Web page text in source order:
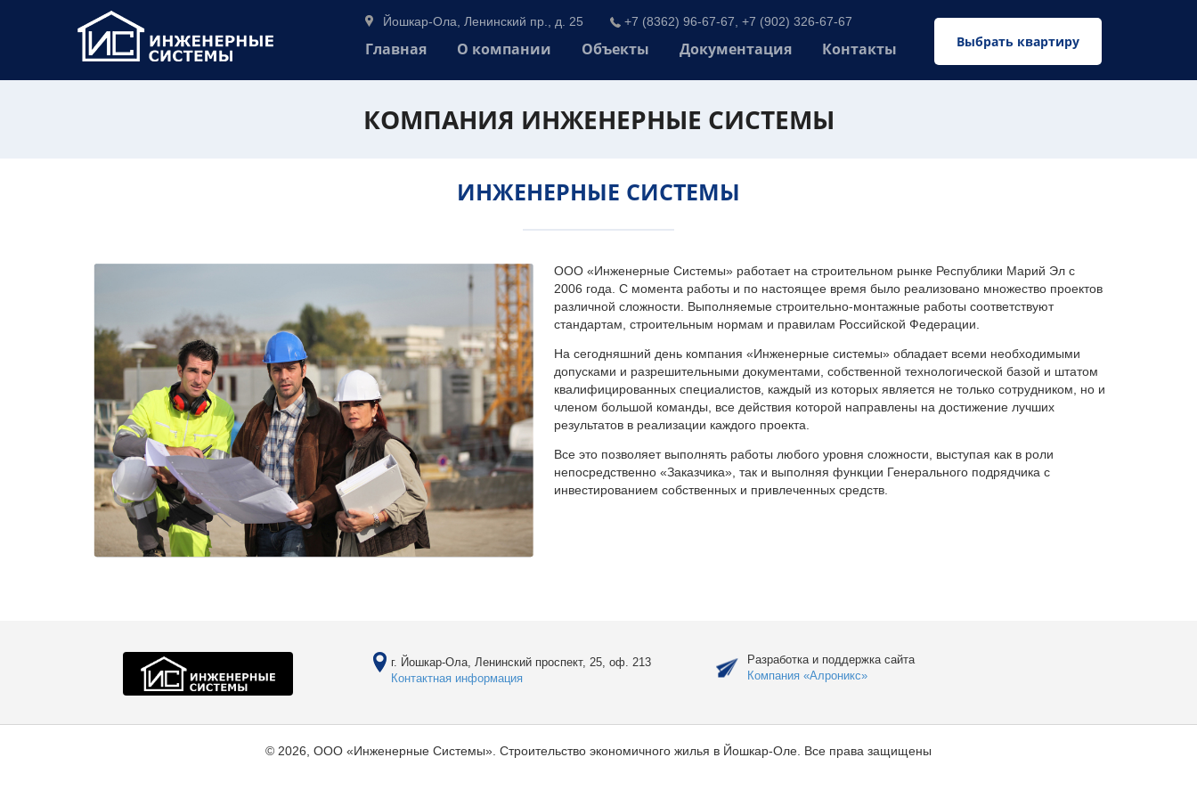
Выбрать квартиру
Йошкар-Ола, Ленинский пр., д. 25 +7 (8362) 96-67-67, +7 (902) 326-67-67
Главная О компании Объекты Документация Контакты
КОМПАНИЯ ИНЖЕНЕРНЫЕ СИСТЕМЫ
ИНЖЕНЕРНЫЕ СИСТЕМЫ
ООО «Инженерные Системы» работает на строительном рынке Республики Марий Эл с
2006 года. С момента работы и по настоящее время было реализовано множество проектов
различной сложности. Выполняемые строительно-монтажные работы соответствуют
стандартам, строительным нормам и правилам Российской Федерации.
На сегодняшний день компания «Инженерные системы» обладает всеми необходимыми
допусками и разрешительными документами, собственной технологической базой и штатом
квалифицированных специалистов, каждый из которых является не только сотрудником, но и
членом большой команды, все действия которой направлены на достижение лучших
результатов в реализации каждого проекта.
Все это позволяет выполнять работы любого уровня сложности, выступая как в роли
непосредственно «Заказчика», так и выполняя функции Генерального подрядчика с
инвестированием собственных и привлеченных средств.
г. Йошкар-Ола, Ленинский проспект, 25, оф. 213
Контактная информация
Разработка и поддержка сайта
Компания «Алроникс»
© 2026, ООО «Инженерные Системы». Строительство экономичного жилья в Йошкар-Оле. Все права защищены